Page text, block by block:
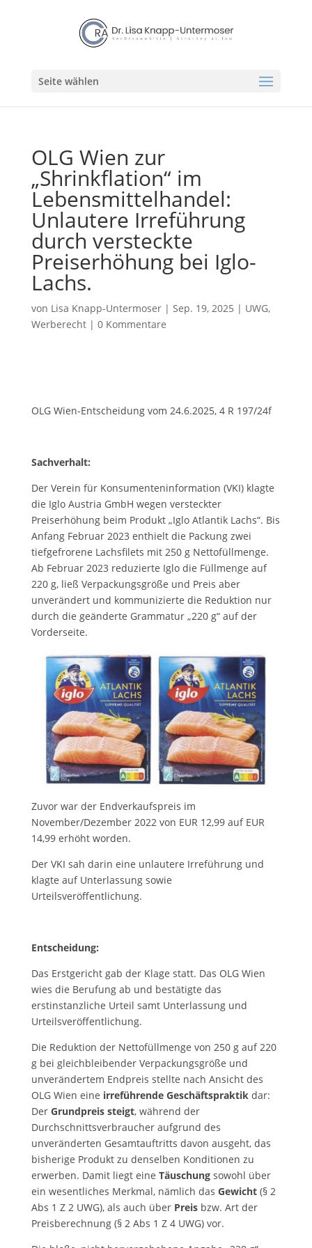
Seite wählen
OLG Wien zur
„Shrinkflation“ im
Lebensmittelhandel:
Unlautere Irreführung
durch versteckte
Preiserhöhung bei Iglo-
Lachs.
von Lisa Knapp-Untermoser| Sep. 19, 2025 | UWG,
Werberecht| 0 Kommentare
OLG Wien-Entscheidung vom 24.6.2025, 4 R 197/24f
Sachverhalt:
Der Verein für Konsumenteninformation (VKI) klagte
die Iglo Austria GmbH wegen versteckter
Preiserhöhung beim Produkt „Iglo Atlantik Lachs“. Bis
Anfang Februar 2023 enthielt die Packung zwei
tiefgefrorene Lachsfilets mit 250 g Nettofüllmenge.
Ab Februar 2023 reduzierte Iglo die Füllmenge auf
220 g, ließ Verpackungsgröße und Preis aber
unverändert und kommunizierte die Reduktion nur
durch die geänderte Grammatur „220 g“ auf der
Vorderseite.
Zuvor war der Endverkaufspreis im
November/Dezember 2022 von EUR 12,99 auf EUR
14,99 erhöht worden.
Der VKI sah darin eine unlautere Irreführung und
klagte auf Unterlassung sowie
Urteilsveröffentlichung.
Entscheidung:
Das Erstgericht gab der Klage statt. Das OLG Wien
wies die Berufung ab und bestätigte das
erstinstanzliche Urteil samt Unterlassung und
Urteilsveröffentlichung.
Die Reduktion der Nettofüllmenge von 250 g auf 220
g bei gleichbleibender Verpackungsgröße und
unverändertem Endpreis stellte nach Ansicht des
OLG Wien eine irreführende Geschäftspraktikdar:
Der Grundpreis steigt, während der
Durchschnittsverbraucher aufgrund des
unveränderten Gesamtauftritts davon ausgeht, das
bisherige Produkt zu denselben Konditionen zu
erwerben. Damit liegt eine Täuschungsowohl über
ein wesentliches Merkmal, nämlich das Gewicht(§ 2
Abs 1 Z 2 UWG), als auch über Preisbzw. Art der
Preisberechnung (§ 2 Abs 1 Z 4 UWG) vor.